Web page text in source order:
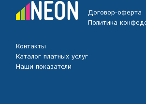
Договор-оферта
Политика
Контакты
Каталог платных услуг
Наши показатели